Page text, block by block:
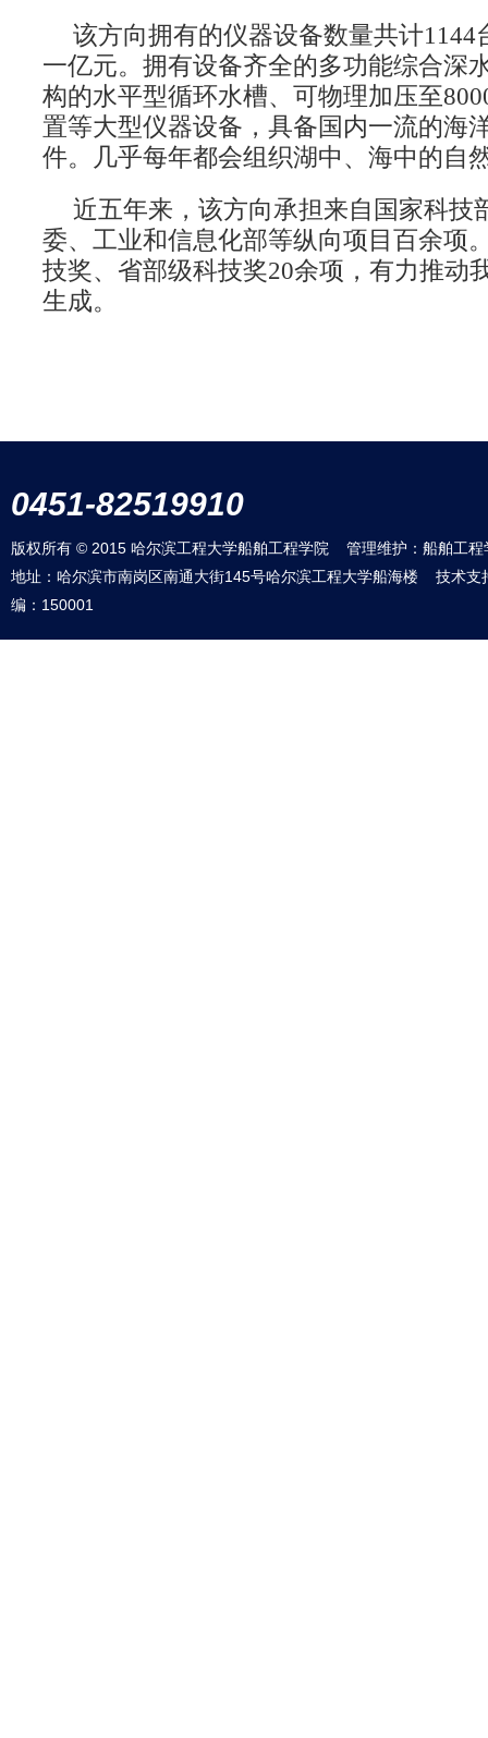
该方向拥有的仪器设备数量共计1144
一亿元。拥有设备齐全的多功能综合深
构的水平型循环水槽、可物理加压至
置等大型仪器设备，具备国内一流的海
件。几乎每年都会组织湖中、海中的自
近五年来，该方向承担来自国家科技
委、工业和信息化部等纵向项目百余项
技奖、省部级科技奖20余项，有力推动
生成。
0451-82519910
版权所有 © 2015 哈尔滨工程大学船舶工程学院 管理维护：船舶工程
地址：哈尔滨市南岗区南通大街145号哈尔滨工程大学船海楼 技术
编：150001